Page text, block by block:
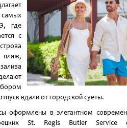
где
с
вдали от городской суеты.
оформлены в элегантном
St. Regis Butler Service